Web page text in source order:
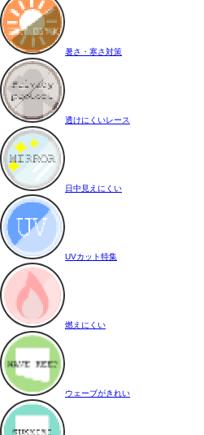
暑さ・寒さ対策
透けにくいレース
日中見えにくい
UVカット特集
燃えにくい
ウェーブがきれい